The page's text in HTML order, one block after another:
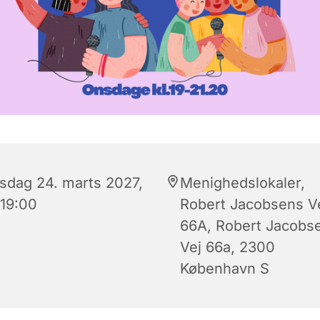
24. marts 2027,
Menighedslokaler,
Robert Jacobsens
66A, Robert
Vej 66a, 2300
København S